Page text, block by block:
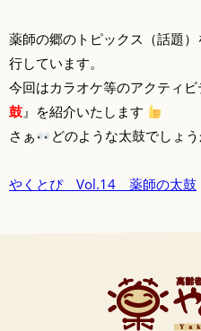
薬師の郷のトピックス（話題）
行しています。
今回はカラオケ等のアクティ
鼓』を紹介いたします
さぁ
どのような太鼓でしょ
やくとぴ Vol.14 薬師の太鼓